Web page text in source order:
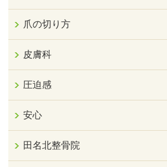
爪の切り方
皮膚科
圧迫感
安心
田名北整骨院